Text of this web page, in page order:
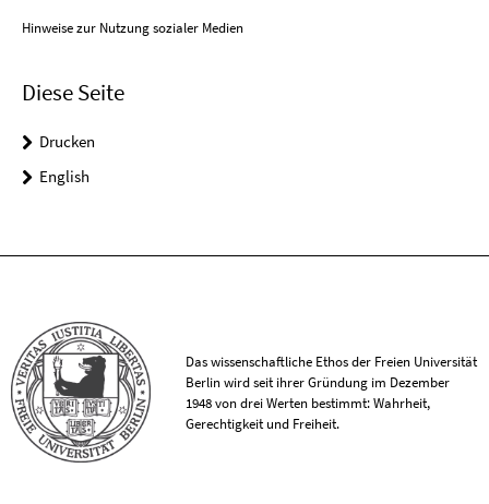
Hinweise zur Nutzung sozialer Medien
Diese Seite
Drucken
English
Das wissenschaftliche Ethos der Freien Universität
Berlin wird seit ihrer Gründung im Dezember
1948 von drei Werten bestimmt: Wahrheit,
Gerechtigkeit und Freiheit.